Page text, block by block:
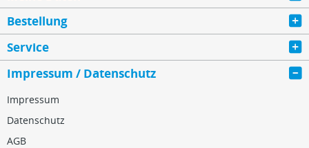
Bestellung
Service
Impressum / Datenschutz
Impressum
Datenschutz
AGB